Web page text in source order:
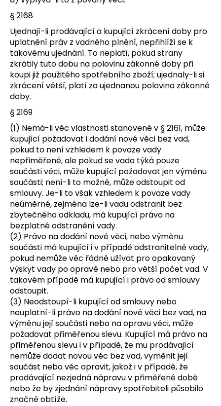
§ 2168
Ujednají-li prodávající a kupující zkrácení doby pro
uplatnění práv z vadného plnění, nepřihlíží se k
takovému ujednání. To neplatí, pokud strany
zkrátily tuto dobu na polovinu zákonné doby při
koupi již použitého spotřebního zboží; ujednaly-li si
zkrácení větší, platí za ujednanou polovina zákonné
doby.
§ 2169
(1) Nemá-li věc vlastnosti stanovené v § 2161, může
kupující požadovat i dodání nové věci bez vad,
pokud to není vzhledem k povaze vady
nepřiměřené, ale pokud se vada týká pouze
součásti věci, může kupující požadovat jen výměnu
součásti; není-li to možné, může odstoupit od
smlouvy. Je-li to však vzhledem k povaze vady
neúměrné, zejména lze-li vadu odstranit bez
zbytečného odkladu, má kupující právo na
bezplatné odstranění vady.
(2) Právo na dodání nové věci, nebo výměnu
součásti má kupující i v případě odstranitelné vady,
pokud nemůže věc řádně užívat pro opakovaný
výskyt vady po opravě nebo pro větší počet vad. V
takovém případě má kupující i právo od smlouvy
odstoupit.
(3) Neodstoupí-li kupující od smlouvy nebo
neuplatní-li právo na dodání nové věci bez vad, na
výměnu její součásti nebo na opravu věci, může
požadovat přiměřenou slevu. Kupující má právo na
přiměřenou slevu i v případě, že mu prodávající
nemůže dodat novou věc bez vad, vyměnit její
součást nebo věc opravit, jakož i v případě, že
prodávající nezjedná nápravu v přiměřené době
nebo že by zjednání nápravy spotřebiteli působilo
značné obtíže.